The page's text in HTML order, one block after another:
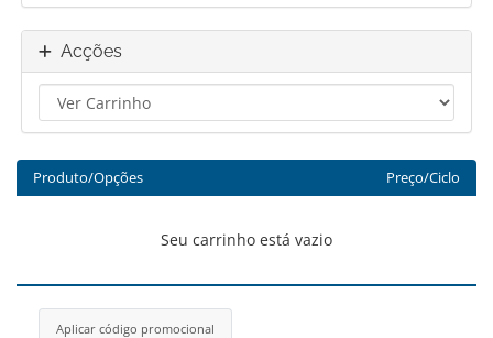
Acções
Produto/Opções Preço/Ciclo
Seu carrinho está vazio
Aplicar código promocional